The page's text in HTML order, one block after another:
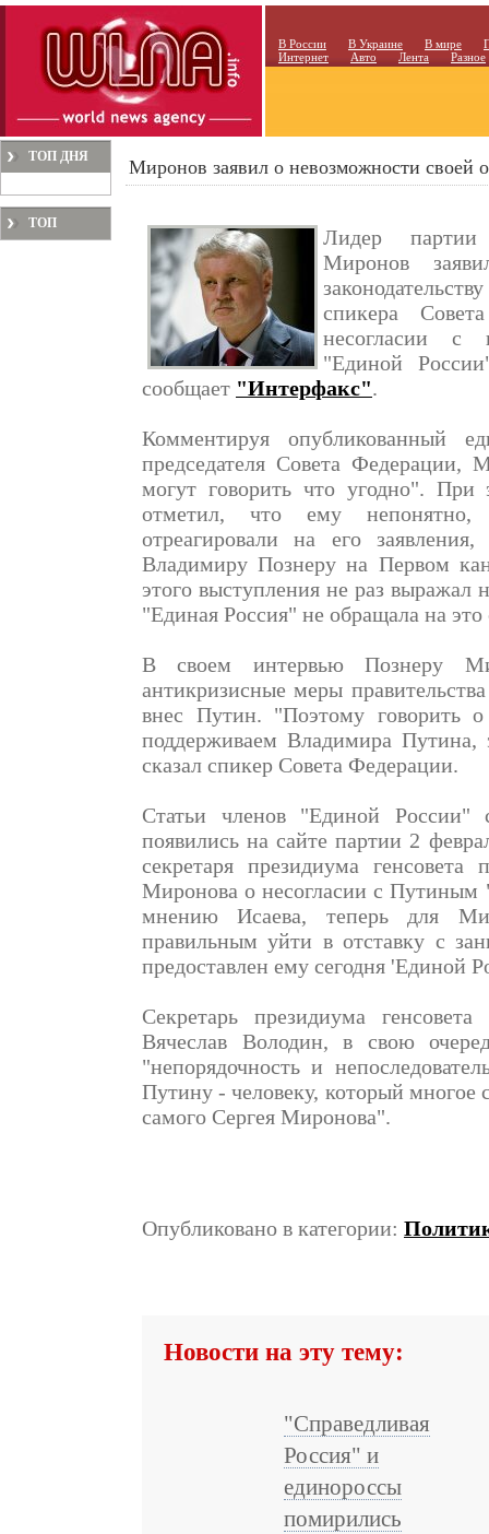
В России В Украине В мире
Интернет
Авто Лента Разное
ТОП ДНЯ
ТОП
Миронов заявил о невозможности своей
Лидер партии
Миронов
спикера
несогласии с
"Единой
сообщает "Интерфакс".
Комментируя опубликованный
председателя Совета
могут говорить что угодно".
отметил, что ему
отреагировали на его
Владимиру Познеру на Первом
этого выступления не раз выражал
"Единая Россия" не обращала на
В своем интервью Познеру
антикризисные меры
внес Путин. "Поэтому
поддерживаем Владимира
сказал спикер Совета Федерации.
Статьи членов "Единой России"
появились на сайте партии 2
секретаря президиума
Миронова о несогласии с
мнению Исаева, теперь для
правильным уйти в отставку с
предоставлен ему сегодня 'Единой
Секретарь президиума
Вячеслав Володин, в свою
"непорядочность и
Путину - человеку, который многое
самого Сергея Миронова".
Опубликовано в категории:
Новости на эту тему:
"Справедливая
Россия" и
единороссы
помирились